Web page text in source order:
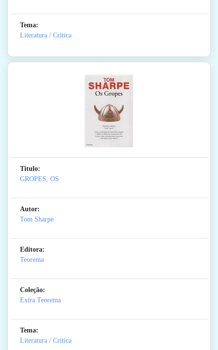
Tema:
Literatura / Critica
Titulo:
GROPES, OS
Autor:
Tom Sharpe
Editora:
Teorema
Coleção:
Extra Teorema
Tema:
Literatura / Critica